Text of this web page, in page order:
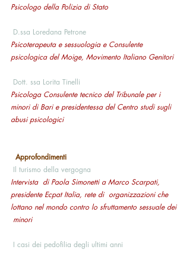
Psicologo della Polizia di Stato
D.ssa Loredana Petrone
Psicoterapeuta e sessuologia e Consulente
psicologica del Moige, Movimento Italiano Genitori
Dott. ssa Lorita Tinelli
Psicologa Consulente tecnico del Tribunale per i
minori di Bari e presidentessa del Centro studi sugli
abusi psicologici
Approfondimenti
Il turismo della vergogna
Intervista  di Paola Simonetti a Marco Scarpati,
presidente Ecpat Italia, rete di  organizzazioni che
lottano nel mondo contro lo sfruttamento sessuale dei
minori
I casi dei pedofilia degli ultimi anni